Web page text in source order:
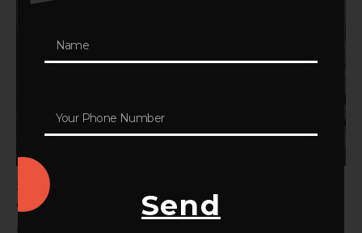
3 travailleurs sur 10 envisagent de changer
d’emploi
Send